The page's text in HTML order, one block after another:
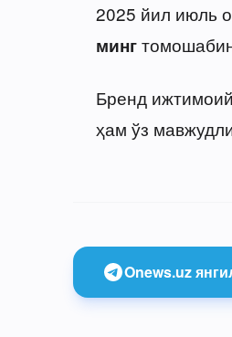
2025 йил июль
минг
Бренд
ҳам ўз
Onews.uz